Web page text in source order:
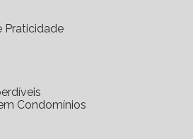
Praticidade
Condomínios